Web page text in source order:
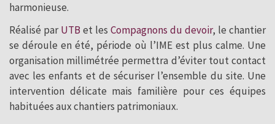
harmonieuse.
Réalisé parUTB et les Compagnons du devoir, le chantier
se déroule en été, période où l’IME est plus calme. Une
organisation millimétrée permettra d’éviter tout contact
avec les enfants et de sécuriser l’ensemble du site. Une
intervention délicate mais familière pour ces équipes
habituées aux chantiers patrimoniaux.